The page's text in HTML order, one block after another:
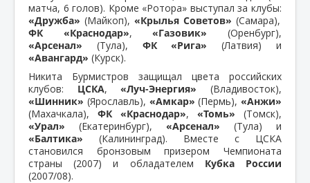
матча, 6 голов). Кроме «Ротора» выступал за клубы:
«Дружба» (Майкоп), «Крылья Советов» (Самара),
ФК «Краснодар»,«Газовик» (Оренбург),
«Арсенал» (Тула), ФК «Рига» (Латвия) и
«Авангард» (Курск).
Никита Бурмистров защищал цвета российских
клубов: ЦСКА,«Луч-Энергия» (Владивосток),
«Шинник» (Ярославль), «Амкар» (Пермь), «Анжи»
(Махачкала), ФК «Краснодар», «Томь» (Томск),
«Урал» (Екатеринбург), «Арсенал» (Тула) и
«Балтика» (Калининград). Вместе с ЦСКА
становился бронзовым призером Чемпионата
страны (2007) и обладателем Кубка России
(2007/08).